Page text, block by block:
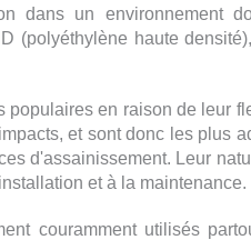
dans un environnement
(polyéthylène haute
populaires en raison de leur
et sont donc les plus
d'assainissement. Leur
et à la maintenance.
couramment utilisés